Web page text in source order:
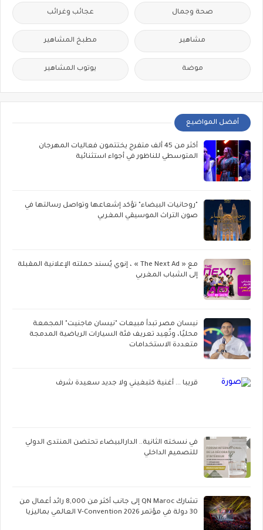
صحة وجمال عجائب وغرائب
مشاهير مطبخ المشاهير
موضة يوتوب المشاهير
أفضل المواضيع
أكثر من 45 ألف متفرج يختتمون فعاليات المهرجان
المتوسطي للناظور في أجواء استثنائية
"روحانيات البيضاء" تؤكد إشعاعها وتواصل رسالتها في
صون التراث الموسيقي المغربي
مع « The Next Ad » ، إنوي يُسند حملته الإعلانية المقبلة
إلى الشباب المغربي
نيسان مصر تبدأ مبيعات "نيسان ماجنيت" المجمعة
محليًا، وتُعِيد تعريف فئة السيارات الرياضية المدمجة
متعددة الاستخدامات
قريبا ... أغنية كتبغيني ولا جديد سعيدة شرف
في نسخته الثانية.. الدارالبيضاء تحتضن المنتدى الدولي
للتصميم الداخلي
تشارك QN Maroc إلى جانب أكثر من 8,000 رائد أعمال من
30 دولة في مؤتمر V-Convention 2026 العالمي بماليزيا